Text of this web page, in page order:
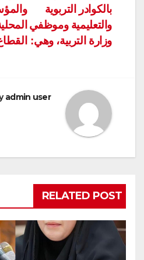
بالكوادر التربوية
والتعليمية وموظفي
وزارة التربية، وهي:
admin user
RELATED POST